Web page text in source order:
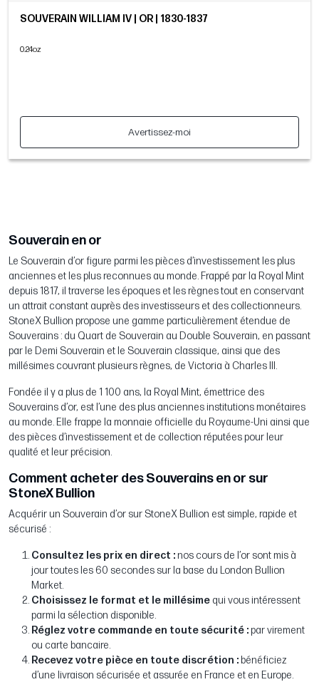
SOUVERAIN WILLIAM IV | OR | 1830-1837
0.24oz
Avertissez-moi
Souverain en or
Le Souverain d’or figure parmi les pièces d’investissement les plus
anciennes et les plus reconnues au monde. Frappé par la Royal Mint
depuis 1817, il traverse les époques et les règnes tout en conservant
un attrait constant auprès des investisseurs et des collectionneurs.
StoneX Bullion propose une gamme particulièrement étendue de
Souverains : du Quart de Souverain au Double Souverain, en passant
par le Demi Souverain et le Souverain classique, ainsi que des
millésimes couvrant plusieurs règnes, de Victoria à Charles III.
Fondée il y a plus de 1 100 ans, la Royal Mint, émettrice des
Souverains d’or, est l’une des plus anciennes institutions monétaires
au monde. Elle frappe la monnaie officielle du Royaume-Uni ainsi que
des pièces d’investissement et de collection réputées pour leur
qualité et leur précision.
Comment acheter des Souverains en or sur
StoneX Bullion
Acquérir un Souverain d’or sur StoneX Bullion est simple, rapide et
sécurisé :
Consultez les prix en direct :nos cours de l’or sont mis à
jour toutes les 60 secondes sur la base du London Bullion
Market.
Choisissez le format et le millésime qui vous intéressent
parmi la sélection disponible.
Réglez votre commande en toute sécurité :par virement
ou carte bancaire.
Recevez votre pièce en toute discrétion : bénéficiez
d’une livraison sécurisée et assurée en France et en Europe.